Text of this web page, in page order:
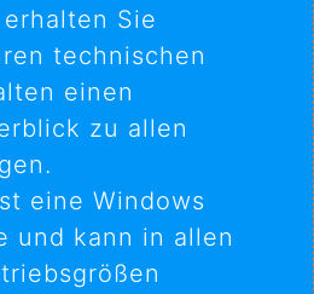
Sie
technischen
einen
zu allen
eine Windows
und kann in allen